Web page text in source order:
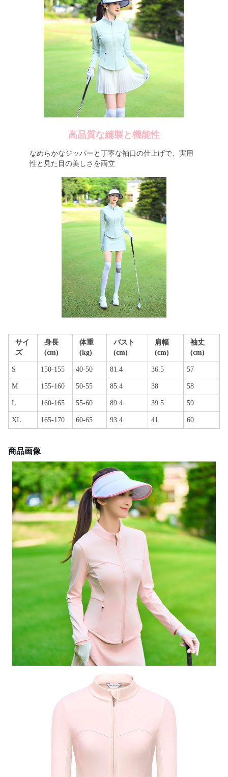
高品質な縫製と機能性
なめらかなジッパーと丁寧な袖口の仕上げで、実用
性と見た目の美しさを両立
サイ
ズ
身長
(cm)
体重
(kg)
バスト
(cm)
肩幅
(cm)
袖丈
(cm)
S 150-155 40-50 81.4 36.5 57
M 155-160 50-55 85.4 38 58
L 160-165 55-60 89.4 39.5 59
XL 165-170 60-65 93.4 41 60
商品画像